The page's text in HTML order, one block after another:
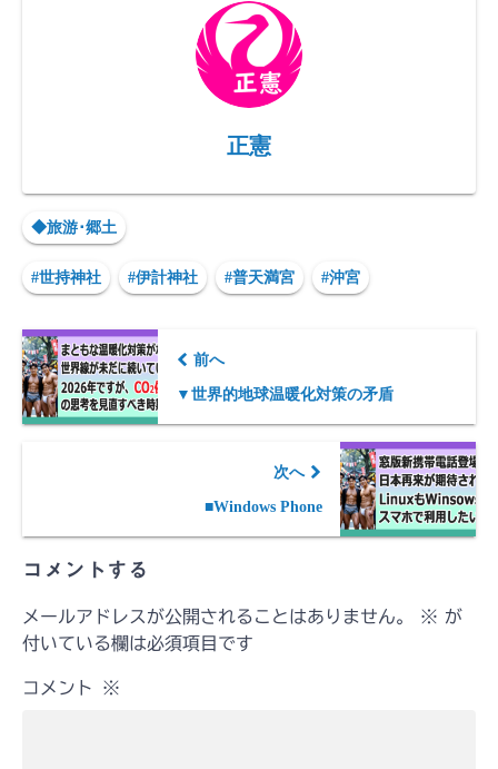
正憲
◆旅游･郷土
#世持神社 #伊計神社 #普天満宮 #沖宮
前へ
▼世界的地球温暖化対策の矛盾
次へ
■Windows Phone
コメントする
メールアドレスが公開されることはありません。 ※ が
付いている欄は必須項目です
コメント ※